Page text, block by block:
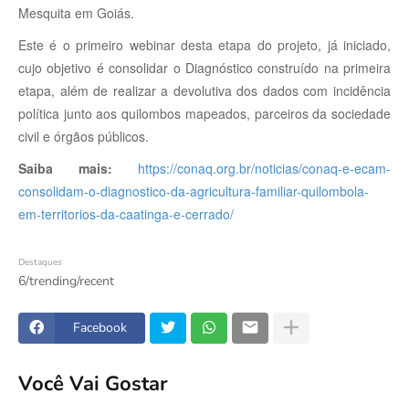
Mesquita em Goiás.
Este é o primeiro webinar desta etapa do projeto, já iniciado,
cujo objetivo é consolidar o Diagnóstico construído na primeira
etapa, além de realizar a devolutiva dos dados com incidência
política junto aos quilombos mapeados, parceiros da sociedade
civil e órgãos públicos.
Saiba mais:
https://conaq.org.br/noticias/conaq-e-ecam-
consolidam-o-diagnostico-da-agricultura-familiar-quilombola-
em-territorios-da-caatinga-e-cerrado/
Destaques
6/trending/recent
Facebook
Você Vai Gostar